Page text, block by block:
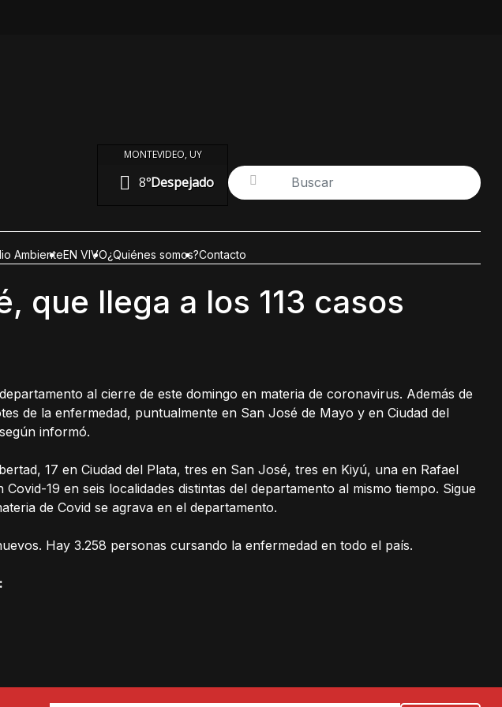
MONTEVIDEO, UY
8°Despejado
AmbienteEN VIVO¿Quiénes somos?Contacto
que llega a los 113 casos
al cierre de este domingo en materia de coronavirus. Además de
de la enfermedad, puntualmente en San José de Mayo y en Ciudad del
informó.
17 en Ciudad del Plata, tres en San José, tres en Kiyú, una en Rafael
19 en seis localidades distintas del departamento al mismo tiempo. Sigue
de Covid se agrava en el departamento.
Hay 3.258 personas cursando la enfermedad en todo el país.